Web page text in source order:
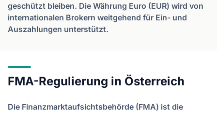
geschützt bleiben. Die Währung Euro (EUR) wird von
internationalen Brokern weitgehend für Ein- und
Auszahlungen unterstützt.
FMA-Regulierung in Österreich
Die Finanzmarktaufsichtsbehörde (FMA) ist die